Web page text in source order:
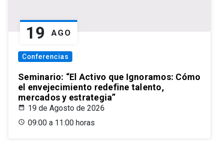
19 AGO
Conferencias
Seminario: “El Activo que Ignoramos: Cómo
el envejecimiento redefine talento,
mercados y estrategia”
19 de Agosto de 2026
09:00 a 11:00 horas